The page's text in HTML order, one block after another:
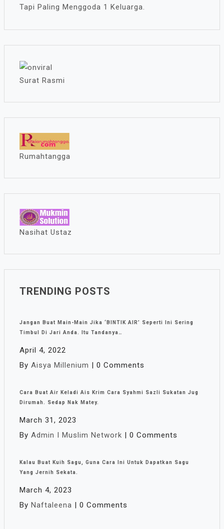
Tapi Paling Menggoda 1 Keluarga.
Surat Rasmi
Rumahtangga
Nasihat Ustaz
TRENDING POSTS
Jangan Buat Main-Main Jika ‘BINTIK AIR’ Seperti Ini Sering
Timbul Di Jari Anda. Itu Tandanya…
April 4, 2022
By Aisya Millenium 0 Comments
Cara Buat Air Keladi Ais Krim Cara Syahmi Sazli Sukatan Jug
Dirumah. Sedap Nak Matey.
March 31, 2023
By Admin I Muslim Network 0 Comments
Kalau Buat Kuih Sagu, Guna Cara Ini Untuk Dapatkan Sagu
Yang Jernih Sekata.
March 4, 2023
By Naftaleena 0 Comments